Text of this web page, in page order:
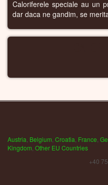
Caloriferele speciale au un
dar daca ne gandim, se
Austria Belgium Croatia France
Kingdom Other EU Countries
+40